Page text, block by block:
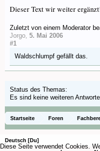
Dieser Text wir weiter
Zuletzt von einem Moderator
Jorgo, 5. Mai 2006
#1
Waldschlumpf gefällt das.
Status des Themas:
Es sind keine weiteren
Startseite Foren
Die Gattung Phalaenopsis
Deutsch [Du]
Diese Seite verwendet Cookies.